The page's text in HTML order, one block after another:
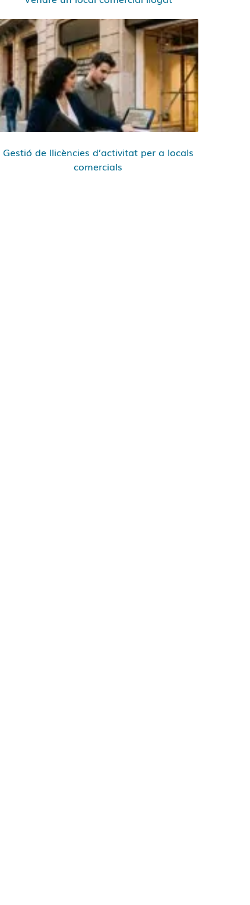
Gestió de llicències d’activitat per a locals
comercials